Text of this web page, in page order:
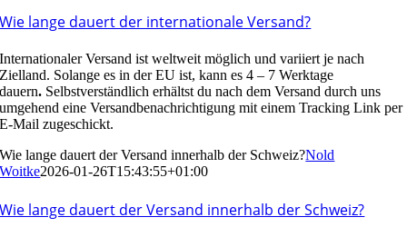
Wie lange dauert der internationale Versand?
Internationaler Versand ist weltweit möglich und variiert je nach
Zielland. Solange es in der EU ist, kann es 4 – 7 Werktage
dauern. Selbstverständlich erhältst du nach dem Versand durch uns
umgehend eine Versandbenachrichtigung mit einem Tracking Link per
E-Mail zugeschickt.
Wie lange dauert der Versand innerhalb der Schweiz?Nold
Woitke2026-01-26T15:43:55+01:00
Wie lange dauert der Versand innerhalb der Schweiz?